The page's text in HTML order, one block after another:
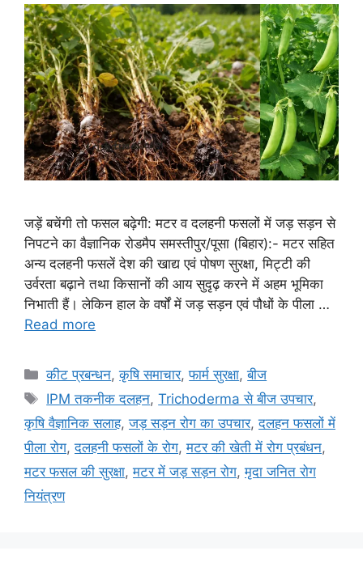
जड़ें बचेंगी तो फसल बढ़ेगी: मटर व दलहनी फसलों में जड़ सड़न से
निपटने का वैज्ञानिक रोडमैप समस्तीपुर/पूसा (बिहार):- मटर सहित
अन्य दलहनी फसलें देश की खाद्य एवं पोषण सुरक्षा, मिट्टी की
उर्वरता बढ़ाने तथा किसानों की आय सुदृढ़ करने में अहम भूमिका
निभाती हैं। लेकिन हाल के वर्षों में जड़ सड़न एवं पौधों के पीला …
Read more
कीट प्रबन्धन,कृषि समाचार,फार्म सुरक्षा,बीज
IPM तकनीक दलहन,Trichoderma से बीज उपचार,
कृषि वैज्ञानिक सलाह,जड़ सड़न रोग का उपचार,दलहन फसलों में
पीला रोग,दलहनी फसलों के रोग,मटर की खेती में रोग प्रबंधन,
मटर फसल की सुरक्षा,मटर में जड़ सड़न रोग,मृदा जनित रोग
नियंत्रण